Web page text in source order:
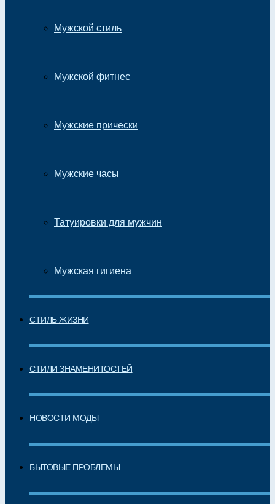
Мужской стиль
Мужской фитнес
Мужские прически
Мужские часы
Татуировки для мужчин
Мужская гигиена
СТИЛЬ ЖИЗНИ
СТИЛИ ЗНАМЕНИТОСТЕЙ
НОВОСТИ МОДЫ
БЫТОВЫЕ ПРОБЛЕМЫ